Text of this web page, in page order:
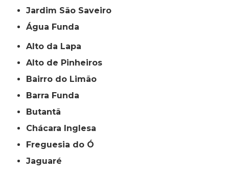
jardim São Saveiro
Água Funda
Alto da Lapa
Alto de Pinheiros
Bairro do Limão
Barra Funda
Butantã
Chácara Inglesa
Freguesia do Ó
Jaguaré